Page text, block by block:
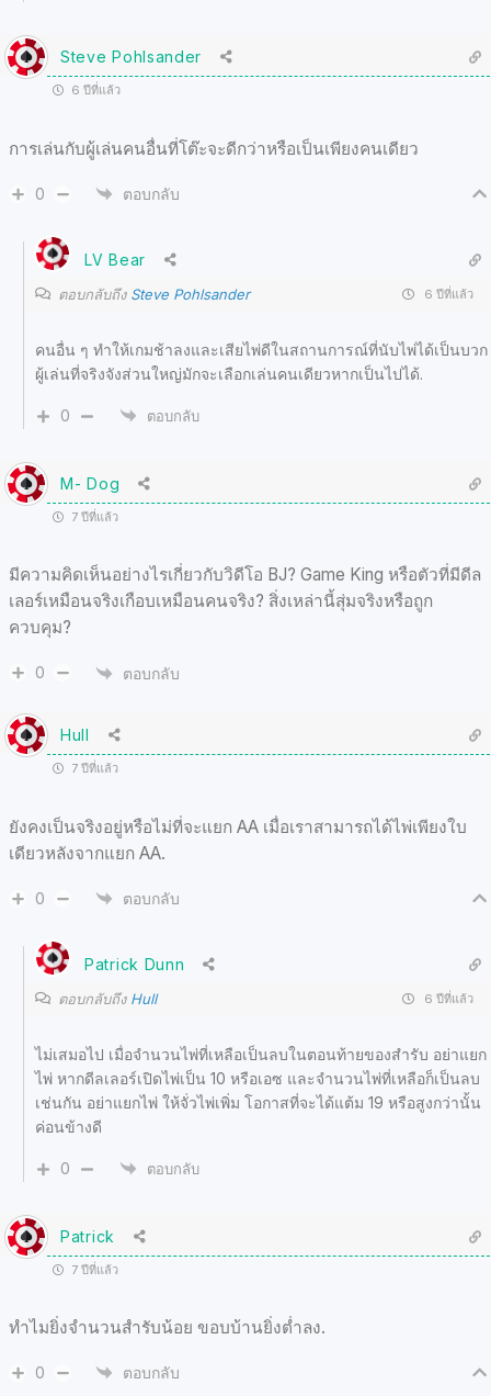
Steve Pohlsander
6 ปีที่แล้ว
การเล่นกับผู้เล่นคนอื่นที่โต๊ะจะดีกว่าหรือเป็นเพียงคนเดียว
0 ตอบกลับ
LV Bear
ตอบกลับถึง Steve Pohlsander 6 ปีที่แล้ว
คนอื่น ๆ ทำให้เกมช้าลงและเสียไพ่ดีในสถานการณ์ที่นับไพ่ได้เป็นบวก
ผู้เล่นที่จริงจังส่วนใหญ่มักจะเลือกเล่นคนเดียวหากเป็นไปได้.
0 ตอบกลับ
M- Dog
7 ปีที่แล้ว
มีความคิดเห็นอย่างไรเกี่ยวกับวิดีโอ BJ? Game King หรือตัวที่มีดีล
เลอร์เหมือนจริงเกือบเหมือนคนจริง? สิ่งเหล่านี้สุ่มจริงหรือถูก
ควบคุม?
0 ตอบกลับ
Hull
7 ปีที่แล้ว
ยังคงเป็นจริงอยู่หรือไม่ที่จะแยก AA เมื่อเราสามารถได้ไพ่เพียงใบ
เดียวหลังจากแยก AA.
0 ตอบกลับ
Patrick Dunn
ตอบกลับถึง Hull 6 ปีที่แล้ว
ไม่เสมอไป เมื่อจำนวนไพ่ที่เหลือเป็นลบในตอนท้ายของสำรับ อย่าแยก
ไพ่ หากดีลเลอร์เปิดไพ่เป็น 10 หรือเอซ และจำนวนไพ่ที่เหลือก็เป็นลบ
เช่นกัน อย่าแยกไพ่ ให้จั่วไพ่เพิ่ม โอกาสที่จะได้แต้ม 19 หรือสูงกว่านั้น
ค่อนข้างดี
0 ตอบกลับ
Patrick
7 ปีที่แล้ว
ทำไมยิ่งจำนวนสำรับน้อย ขอบบ้านยิ่งต่ำลง.
0 ตอบกลับ